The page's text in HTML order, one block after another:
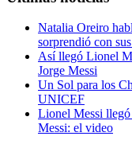
Natalia Oreiro
sorprendió con
Así llegó Lionel
Jorge Messi
Un Sol para los
UNICEF
Lionel Messi llegó
Messi: el video